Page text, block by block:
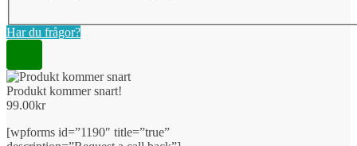
Har du frågor?
Produkt kommer snart!
99.00kr
[wpforms id=”1190″ title=”true”